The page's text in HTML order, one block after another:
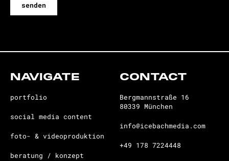
senden
NAVIGATE
portfolio
social media content
foto- & videoproduktion
beratung / konzept
CONTACT
Bergmannstraße 16
80339 München
info@icebachmedia.com
+49 178 7224448